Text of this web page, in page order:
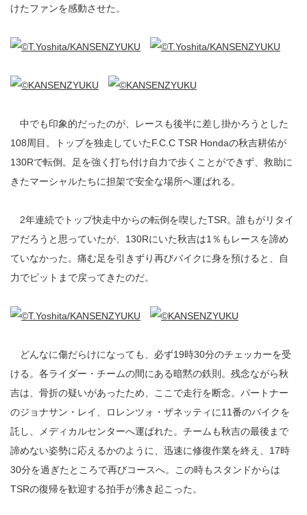
けたファンを感動させた。
中でも印象的だったのが、レースも後半に差し掛かろうとした
108周目。トップを独走していたF.C.C TSR Hondaの秋吉耕佑が
130Rで転倒。足を強く打ち付け自力で歩くことができず、救助に
きたマーシャルたちに担架で安全な場所へ運ばれる。
2年連続でトップ快走中からの転倒を喫したTSR。誰もがリタイ
アだろうと思っていたが、130Rにいた秋吉は1％もレースを諦め
ていなかった。痛む足を引きずり再びバイクに身を預けると、自
力でピットまで戻ってきたのだ。
どんなに傷だらけになっても、必ず19時30分のチェッカーを受
ける。各ライダー・チームの間にある暗黙の鉄則。残念ながら秋
吉は、骨折の疑いがあったため、ここで走行を断念。パートナー
のジョナサン・レイ、ロレンツォ・ザネッティに11番のバイクを
託し、メディカルセンターへ運ばれた。チームも秋吉の最後まで
諦めない姿勢に応えるかのように、迅速に修復作業を終え、17時
30分を過ぎたところで再びコースへ。この時もスタンドからは
TSRの復帰を歓迎する拍手が沸き起こった。